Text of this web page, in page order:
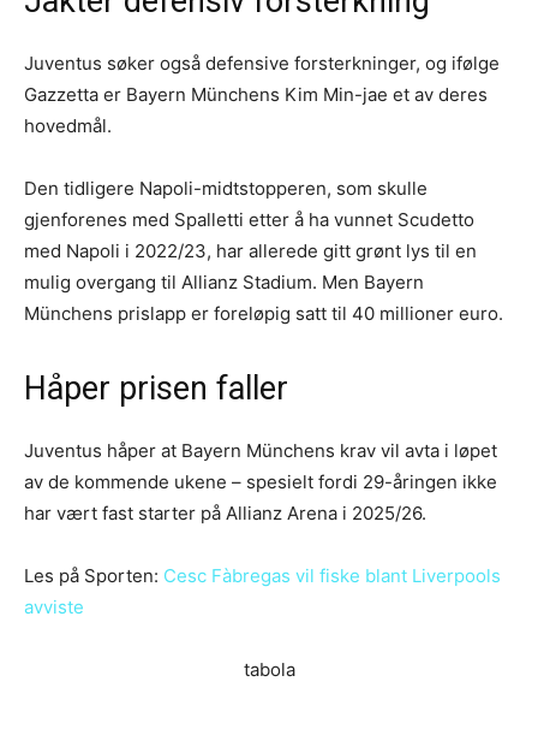
Juventus søker også defensive forsterkninger, og ifølge
Gazzetta er Bayern Münchens Kim Min-jae et av deres
hovedmål.
Den tidligere Napoli-midtstopperen, som skulle
gjenforenes med Spalletti etter å ha vunnet Scudetto
med Napoli i 2022/23, har allerede gitt grønt lys til en
mulig overgang til Allianz Stadium. Men Bayern
Münchens prislapp er foreløpig satt til 40 millioner euro.
Håper prisen faller
Juventus håper at Bayern Münchens krav vil avta i løpet
av de kommende ukene – spesielt fordi 29-åringen ikke
har vært fast starter på Allianz Arena i 2025/26.
Les på Sporten: Cesc Fàbregas vil fiske blant Liverpools
avviste
tabola